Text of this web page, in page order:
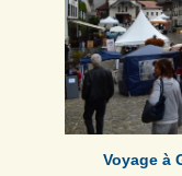
Voyage à